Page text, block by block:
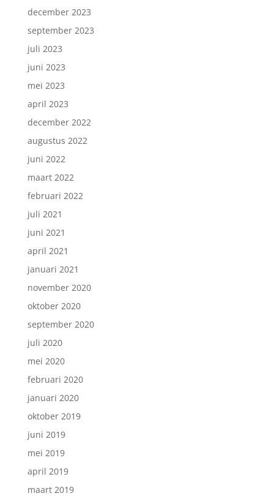
december 2023
september 2023
juli 2023
juni 2023
mei 2023
april 2023
december 2022
augustus 2022
juni 2022
maart 2022
februari 2022
juli 2021
juni 2021
april 2021
januari 2021
november 2020
oktober 2020
september 2020
juli 2020
mei 2020
februari 2020
januari 2020
oktober 2019
juni 2019
mei 2019
april 2019
maart 2019